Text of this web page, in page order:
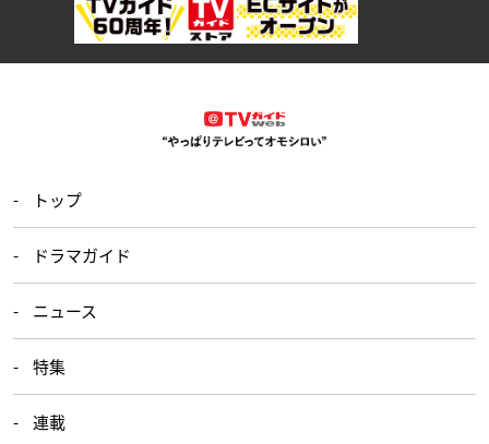
トップ
ドラマガイド
ニュース
特集
連載